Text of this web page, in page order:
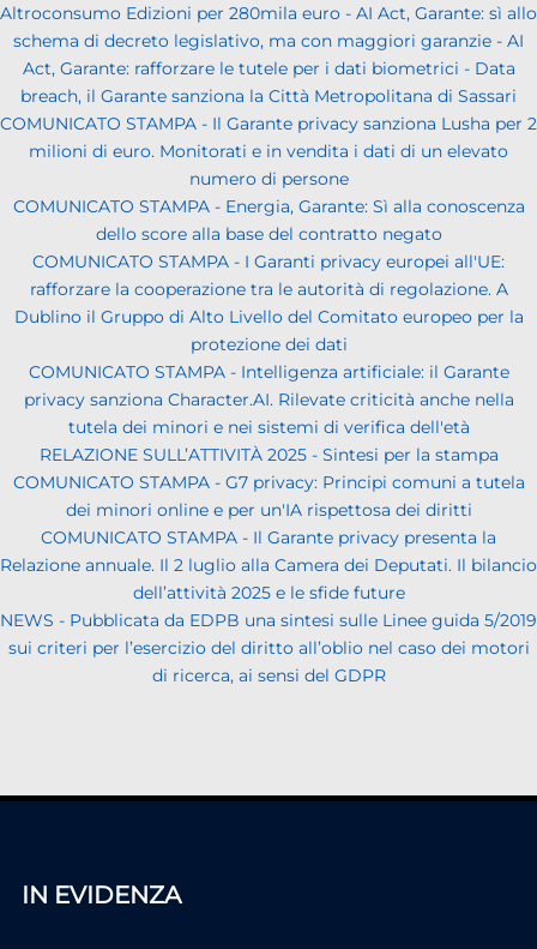
Altroconsumo Edizioni per 280mila euro - AI Act, Garante: sì allo
schema di decreto legislativo, ma con maggiori garanzie - AI
Act, Garante: rafforzare le tutele per i dati biometrici - Data
breach, il Garante sanziona la Città Metropolitana di Sassari
COMUNICATO STAMPA - Il Garante privacy sanziona Lusha per 2
milioni di euro. Monitorati e in vendita i dati di un elevato
numero di persone
COMUNICATO STAMPA - Energia, Garante: Sì alla conoscenza
dello score alla base del contratto negato
COMUNICATO STAMPA - I Garanti privacy europei all'UE:
rafforzare la cooperazione tra le autorità di regolazione. A
Dublino il Gruppo di Alto Livello del Comitato europeo per la
protezione dei dati
COMUNICATO STAMPA - Intelligenza artificiale: il Garante
privacy sanziona Character.AI. Rilevate criticità anche nella
tutela dei minori e nei sistemi di verifica dell'età
RELAZIONE SULL’ATTIVITÀ 2025 - Sintesi per la stampa
COMUNICATO STAMPA - G7 privacy: Principi comuni a tutela
dei minori online e per un'IA rispettosa dei diritti
COMUNICATO STAMPA - Il Garante privacy presenta la
Relazione annuale. Il 2 luglio alla Camera dei Deputati. Il bilancio
dell’attività 2025 e le sfide future
NEWS - Pubblicata da EDPB una sintesi sulle Linee guida 5/2019
sui criteri per l’esercizio del diritto all’oblio nel caso dei motori
di ricerca, ai sensi del GDPR
IN EVIDENZA